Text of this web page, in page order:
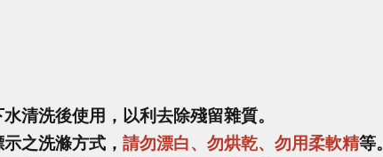
清洗後使用，以利去除殘留雜質。
之洗滌方式， 請勿漂白、勿烘乾、勿用柔軟精等。